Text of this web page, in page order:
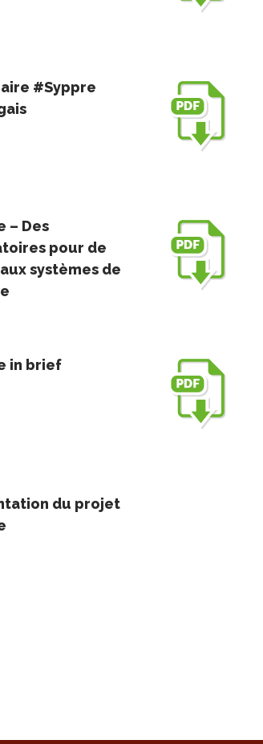
#Syppre
– Des
pour de
systèmes de
in brief
du projet